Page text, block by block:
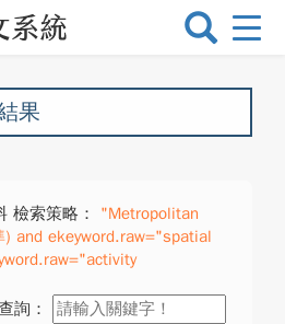
選
換
果
檢索策略：
"Metropolitan
) and ekeyword.raw="spatial
詢：